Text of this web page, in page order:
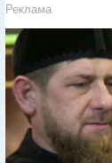
Реклама